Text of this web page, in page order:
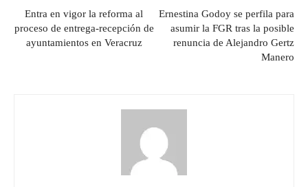
Entra en vigor la reforma al
proceso de entrega-recepción de
ayuntamientos en Veracruz
Ernestina Godoy se perfila para
asumir la FGR tras la posible
renuncia de Alejandro Gertz
Manero